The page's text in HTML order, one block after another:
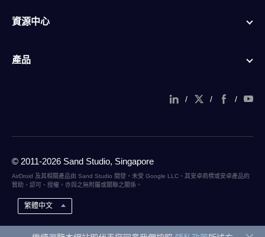
資源中心
產品
/ / /
© 2011-2026 Sand Studio, Singapore
AirDroid 及其相關產品由 Sand Studio 開發，未受 Google LLC、其安卓商標或安卓產品的
贊助、認可、授權，亦與之無附屬或關聯之關係。
繁體中文